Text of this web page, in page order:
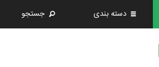
دسته بندی جستجو